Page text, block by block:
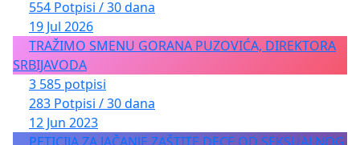
554 Potpisi / 30 dana
19 Jul 2026
TRAŽIMO SMENU GORANA PUZOVIĆA, DIREKTORA
SRBIJAVODA
3 585 potpisi
283 Potpisi / 30 dana
12 Jun 2023